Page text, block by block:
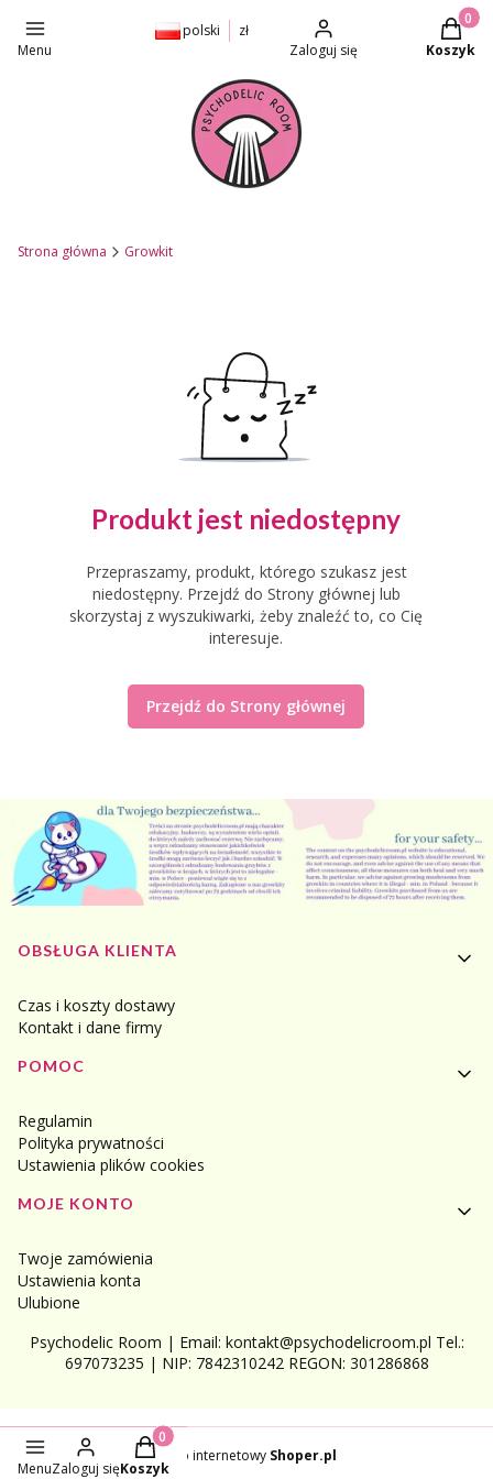
Menu
polski
zł
Zaloguj się
Koszyk
Strona główna Growkit
Produkt jest niedostępny
Przepraszamy, produkt, którego szukasz jest
niedostępny. Przejdź do Strony głównej lub
skorzystaj z wyszukiwarki, żeby znaleźć to, co Cię
interesuje.
Przejdź do Strony głównej
Linki w stopce
OBSŁUGA KLIENTA
Czas i koszty dostawy
Kontakt i dane firmy
POMOC
Regulamin
Polityka prywatności
Ustawienia plików cookies
MOJE KONTO
Twoje zamówienia
Ustawienia konta
Ulubione
Psychodelic Room | Email: kontakt@psychodelicroom.pl Tel.:
697073235 | NIP: 7842310242 REGON: 301286868
Sklep internetowy Shoper.pl
MenuZaloguj się
Produkty w koszyku: 0. Zobacz szczegóły
Koszyk